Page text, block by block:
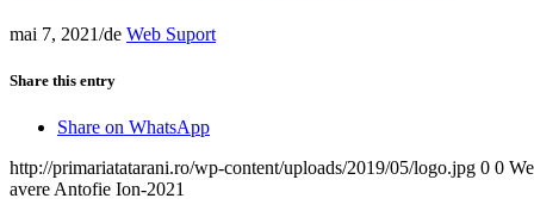
mai 7, 2021/de Web Suport
Share this entry
Share on WhatsApp
http://primariatatarani.ro/wp-content/uploads/2019/05/logo.jpg 0 0
avere Antofie Ion-2021